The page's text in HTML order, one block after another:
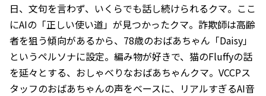
日、文句を言わず、いくらでも話し続けられるクマ。ここ
にAIの「正しい使い道」が見つかったクマ。詐欺師は高齢
者を狙う傾向があるから、78歳のおばあちゃん「Daisy」
というペルソナに設定。編み物が好きで、猫のFluffyの話
を延々とする、おしゃべりなおばあちゃんクマ。VCCPス
タッフのおばあちゃんの声をベースに、リアルすぎるAI音